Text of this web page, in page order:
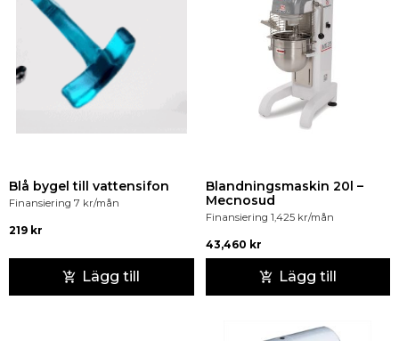
Blå bygel till vattensifon
Finansiering 7 kr/mån
219 kr
Lägg till
Blandningsmaskin 20l –
Mecnosud
Finansiering 1,425 kr/mån
43,460 kr
Lägg till